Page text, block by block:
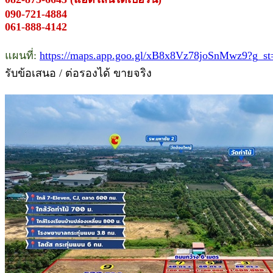
090-721-4884
061-888-4142
แผนที่: https://maps.app.goo.gl/
รับข้อเสนอ / ต่อรองได้ ขายจริง